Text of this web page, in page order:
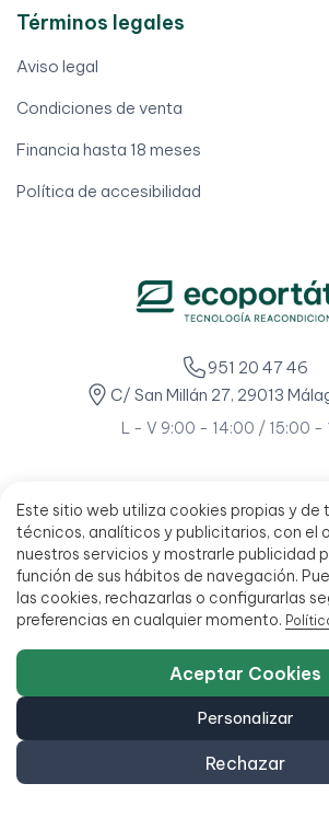
Este sitio web utiliza cookies propias y de
técnicos, analíticos y publicitarios, con el
nuestros servicios y mostrarle publicidad
función de sus hábitos de navegación.
las cookies, rechazarlas o configurarlas
preferencias en cualquier momento.
Rechazar
Personalizar
Aceptar Cookies
Términos legales
Aviso legal
Condiciones de venta
Financia hasta 18 meses
Política de accesibilidad
951 20 47 46
C/ San Millán 27, 29013
L - V 9:00 - 14:00 / 15:00 -